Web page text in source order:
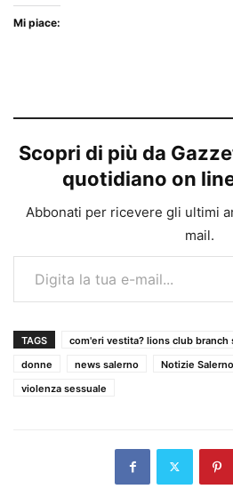
Mi piace:
Scopri di più da
quotidiano on
Abbonati per ricevere gli ultimi
mail.
Digita la tua e-mail...
TAGS com'eri vestita? lions club branch
donne
news salerno Notizie Salerno
violenza sessuale